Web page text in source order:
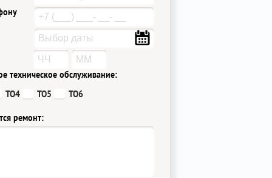
техническое обслуживание:
ТО4 ТО5 ТО6
ремонт: